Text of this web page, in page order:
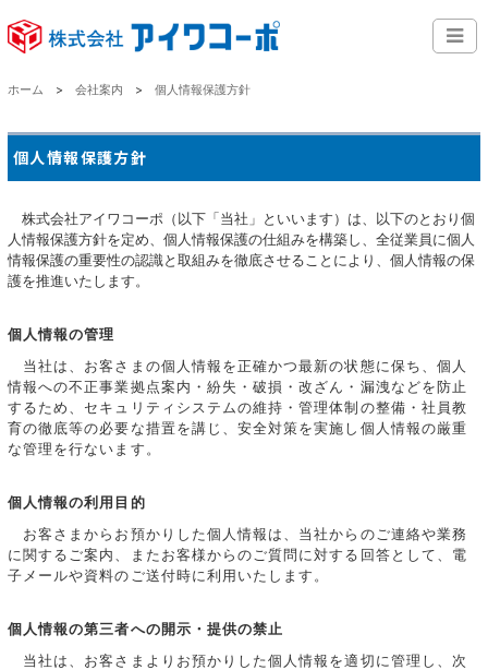
ホーム 会社案内 個人情報保護方針
個人情報保護方針
株式会社アイワコーポ（以下「当社」といいます）は、以下のとおり個
人情報保護方針を定め、個人情報保護の仕組みを構築し、全従業員に個人
情報保護の重要性の認識と取組みを徹底させることにより、個人情報の保
護を推進いたします。
個人情報の管理
当社は、お客さまの個人情報を正確かつ最新の状態に保ち、個人
情報への不正事業拠点案内・紛失・破損・改ざん・漏洩などを防止
するため、セキュリティシステムの維持・管理体制の整備・社員教
育の徹底等の必要な措置を講じ、安全対策を実施し個人情報の厳重
な管理を行ないます。
個人情報の利用目的
お客さまからお預かりした個人情報は、当社からのご連絡や業務
に関するご案内、またお客様からのご質問に対する回答として、電
子メールや資料のご送付時に利用いたします。
個人情報の第三者への開示・提供の禁止
当社は、お客さまよりお預かりした個人情報を適切に管理し、次